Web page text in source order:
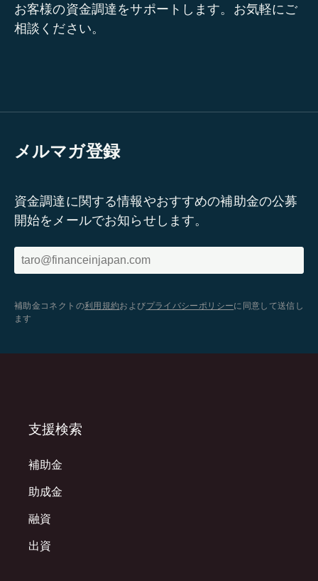
お客様の資金調達をサポートします。お気軽にご
相談ください。
メルマガ登録
資金調達に関する情報やおすすめの補助金の公募
開始をメールでお知らせします。
補助金コネクトの利用規約およびプライバシーポリシーに同意して送信し
ます
支援検索
補助金
助成金
融資
出資